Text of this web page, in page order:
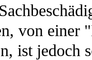
von
ist jedoch